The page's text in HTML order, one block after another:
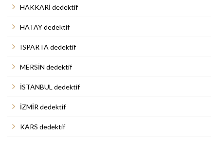
HAKKARİ dedektif
HATAY dedektif
ISPARTA dedektif
MERSİN dedektif
İSTANBUL dedektif
İZMİR dedektif
KARS dedektif